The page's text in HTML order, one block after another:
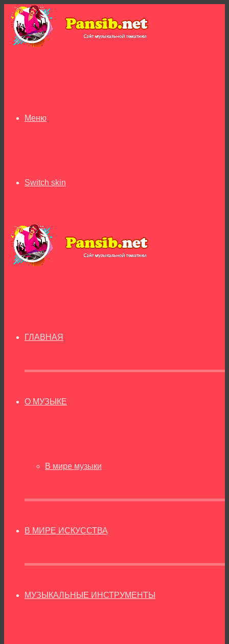
Меню
Switch skin
ГЛАВНАЯ
О МУЗЫКЕ
В мире музыки
В МИРЕ ИСКУССТВА
МУЗЫКАЛЬНЫЕ ИНСТРУМЕНТЫ